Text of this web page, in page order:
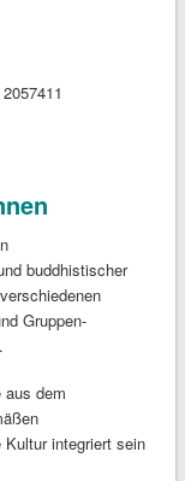
buddhistischer
Gruppen-
aus dem
integriert sein